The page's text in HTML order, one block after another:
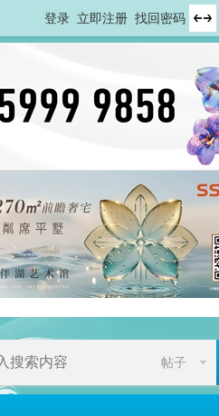
登录 立即注册 找回密码
帖子